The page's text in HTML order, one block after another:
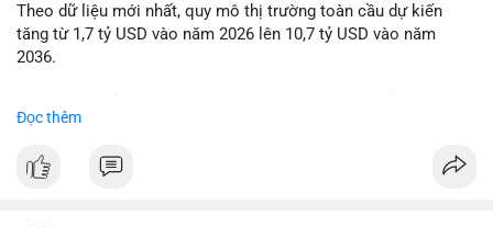
Lời khuyên: Nhà đầu tư nhỏ lẻ nên quan sát thêm 2-4 giờ sau
khi giao dịch được xác nhận, tránh hành động theo cảm xúc.
ưu tiên quản trị rủi ro trong giai đoạn biến động mạnh.
#btcmempool65k
Theo dữ liệu mới nhất, quy mô thị trường toàn cầu dự kiến
tăng từ 1,7 tỷ USD vào năm 2026 lên 10,7 tỷ USD vào năm
2036.
hàng năm (CAGR) ấn tượng lên tới 20,2%.
Điều gì đang thúc đẩy sự tăng trưởng vượt bậc này? Hãy cùng
Đọc thêm